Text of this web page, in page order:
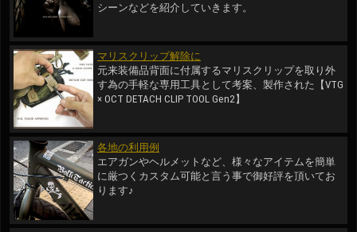
シーンなどを紹介していきます。
マリスクリップ解除に
元来装備品背面に付属するマリスクリップを取り外
す為の手軽な専用工具として考案、製作された【VTG
× OCT DETACH CLIP TOOL Gen2】
各地の利用例
エアガンやヘルメットなど、様々なアイテムを簡単
に厳つくカスタム可能と言う事で御好評を頂いてお
ります♪